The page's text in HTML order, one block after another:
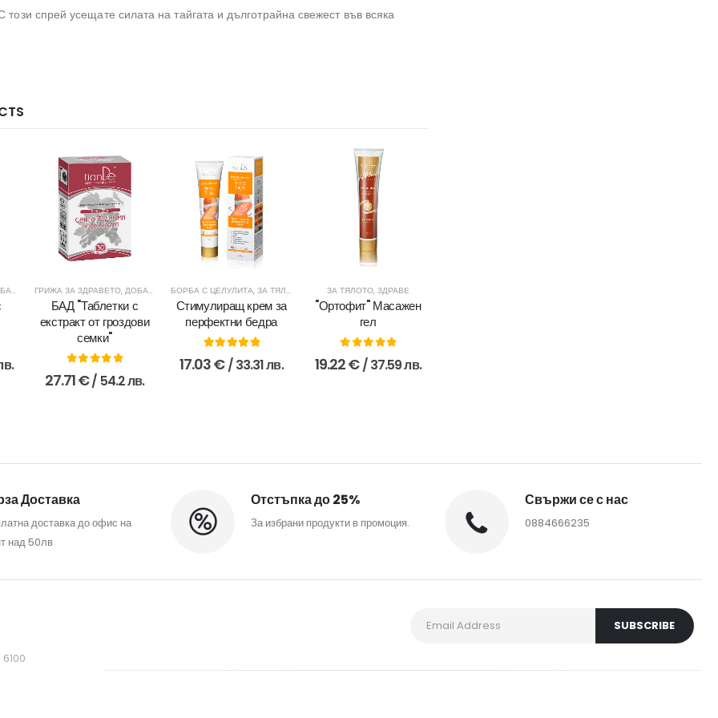
този спрей усещате силата на тайгата и дълготрайна свежест във всяка
ЖЕНСКО ЗДРАВЕ,ЗДРАВЕ,МЪЖКО ЗДРАВЕ, ЧАЙОВЕ И ДОБАВКИ
ГРИЖА ЗА ЗДРАВЕТО, ДОБАВКИ ЖЕНСКО ЗДРАВЕ,ЗДРАВЕ,МЪЖКО ЗДРАВЕ,ЧАЙОВЕ И ДОБАВКИ
БАД "Таблетки с
екстракт от гроздови
семки"
out of 5
27.71€/ 54.2 лв.
БОРБА С ЦЕЛУЛИТА,ЗА ТЯЛОТО ЗДРАВЕ
Стимулиращ крем за
перфектни бедра
5.00 out of 5
17.03€ / 33.31 лв.
ЗА ТЯЛОТО, ЗДРАВЕ
"Ортофит" Масажен
гел
out of 5
19.22€/ 37.59 лв.
Доставка
доставка до офис на
над 50лв
Отстъпка до 25%
За избрани продукти в промоция.
Свържи се с нас
0884666235